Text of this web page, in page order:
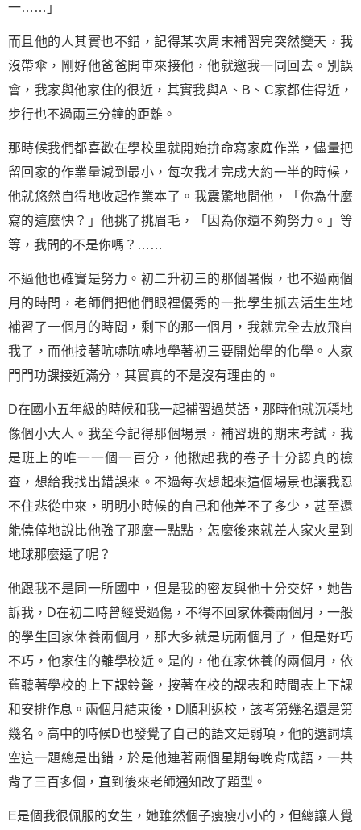
一……」
而且他的人其實也不錯，記得某次周末補習完突然變天，我
沒帶傘，剛好他爸爸開車來接他，他就邀我一同回去。別誤
會，我家與他家住的很近，其實我與A、B、C家都住得近，
步行也不過兩三分鐘的距離。
那時候我們都喜歡在學校里就開始拚命寫家庭作業，儘量把
留回家的作業量減到最小，每次我才完成大約一半的時候，
他就悠然自得地收起作業本了。我震驚地問他，「你為什麼
寫的這麼快？」他挑了挑眉毛，「因為你還不夠努力。」等
等，我問的不是你嗎？……
不過他也確實是努力。初二升初三的那個暑假，也不過兩個
月的時間，老師們把他們眼裡優秀的一批學生抓去活生生地
補習了一個月的時間，剩下的那一個月，我就完全去放飛自
我了，而他接著吭哧吭哧地學著初三要開始學的化學。人家
門門功課接近滿分，其實真的不是沒有理由的。
D在國小五年級的時候和我一起補習過英語，那時他就沉穩地
像個小大人。我至今記得那個場景，補習班的期末考試，我
是班上的唯一一個一百分，他揪起我的卷子十分認真的檢
查，想給我找出錯誤來。不過每次想起來這個場景也讓我忍
不住悲從中來，明明小時候的自己和他差不了多少，甚至還
能僥倖地說比他強了那麼一點點，怎麼後來就差人家火星到
地球那麼遠了呢？
他跟我不是同一所國中，但是我的密友與他十分交好，她告
訴我，D在初二時曾經受過傷，不得不回家休養兩個月，一般
的學生回家休養兩個月，那大多就是玩兩個月了，但是好巧
不巧，他家住的離學校近。是的，他在家休養的兩個月，依
舊聽著學校的上下課鈴聲，按著在校的課表和時間表上下課
和安排作息。兩個月結束後，D順利返校，該考第幾名還是第
幾名。高中的時候D也發覺了自己的語文是弱項，他的選詞填
空這一題總是出錯，於是他連著兩個星期每晚背成語，一共
背了三百多個，直到後來老師通知改了題型。
E是個我很佩服的女生，她雖然個子瘦瘦小小的，但總讓人覺